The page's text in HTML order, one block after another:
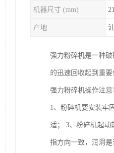
机器尺寸 (mm)
产地
强力粉碎机是一种
的迅速回收起到重
强力粉碎机操作注意
1、粉碎机要安装牢
适； 3、粉碎机起动
指方向一致，润滑